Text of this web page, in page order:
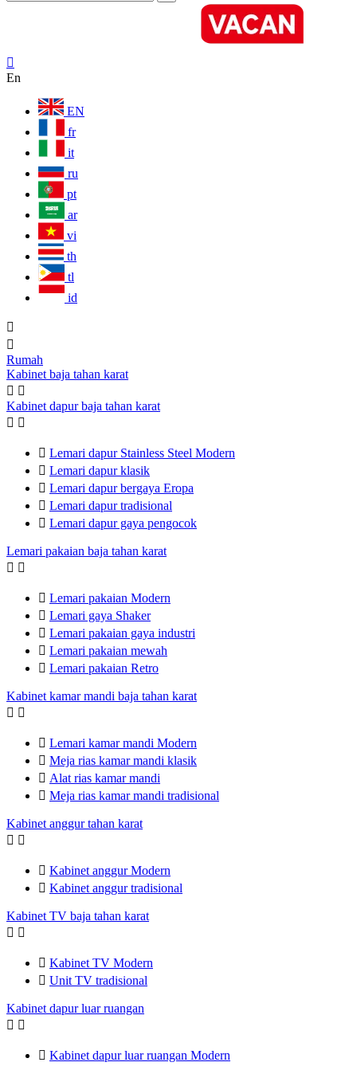

En
EN
fr
it
ru
pt
ar
vi
th
tl
id


Rumah
Kabinet baja tahan karat
 
Kabinet dapur baja tahan karat
 
 Lemari dapur Stainless Steel Modern
 Lemari dapur klasik
 Lemari dapur bergaya Eropa
 Lemari dapur tradisional
 Lemari dapur gaya pengocok
Lemari pakaian baja tahan karat
 
 Lemari pakaian Modern
 Lemari gaya Shaker
 Lemari pakaian gaya industri
 Lemari pakaian mewah
 Lemari pakaian Retro
Kabinet kamar mandi baja tahan karat
 
 Lemari kamar mandi Modern
 Meja rias kamar mandi klasik
 Alat rias kamar mandi
 Meja rias kamar mandi tradisional
Kabinet anggur tahan karat
 
 Kabinet anggur Modern
 Kabinet anggur tradisional
Kabinet TV baja tahan karat
 
 Kabinet TV Modern
 Unit TV tradisional
Kabinet dapur luar ruangan
 
 Kabinet dapur luar ruangan Modern